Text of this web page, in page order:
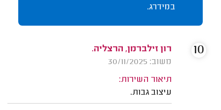
במידרג.
רון זילברמן, הרצליה.
משוב: 30/11/2025
תיאור השירות:
עיצוב גבות.
10